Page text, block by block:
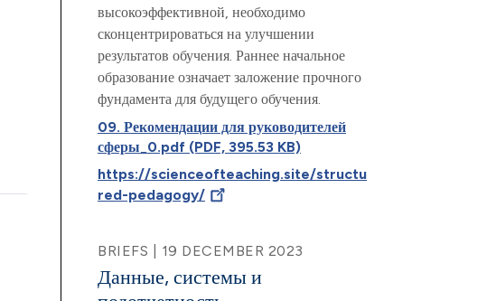
высокоэффективной, необходимо
сконцентрироваться на улучшении
результатов обучения. Раннее начальное
образование означает заложение прочного
фундамента для будущего обучения.
09. Рекомендации для руководителей
сферы_0.pdf (PDF, 395.53 KB)
https://scienceofteaching.site/structu
red-pedagogy/
BRIEFS | 19 DECEMBER 2023
Данные, системы и